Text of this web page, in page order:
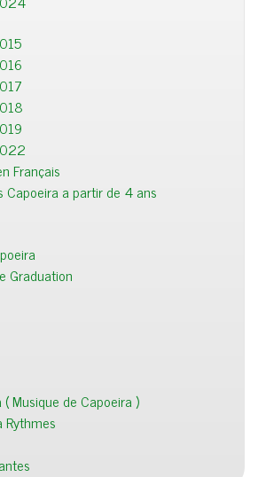
Français
Capoeira a partir de 4 ans
Graduation
Musique de Capoeira )
Rythmes